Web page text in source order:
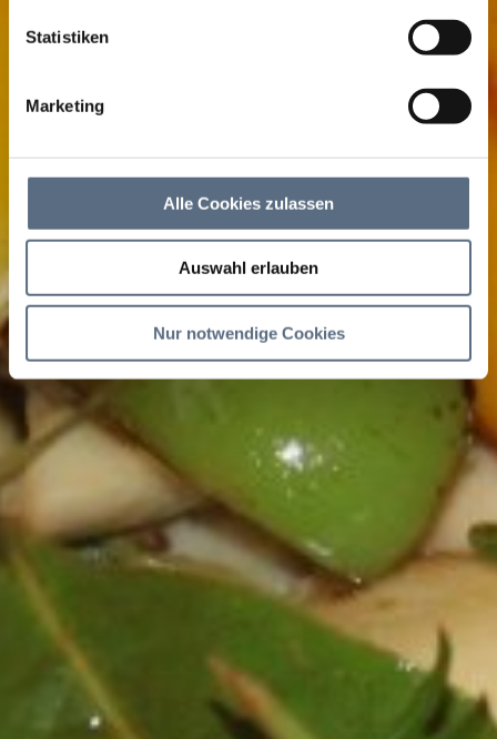
Statistiken
Marketing
Alle Cookies zulassen
Auswahl erlauben
Nur notwendige Cookies